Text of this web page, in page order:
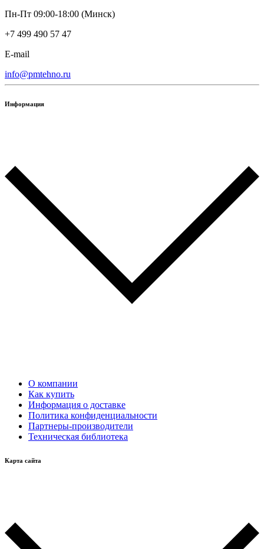
Пн-Пт 09:00-18:00 (Минск)
+7 499 490 57 47
E-mail
info@pmtehno.ru
Информация
О компании
Как купить
Информация о доставке
Политика конфиденциальности
Партнеры-производители
Техническая библиотека
Карта сайта